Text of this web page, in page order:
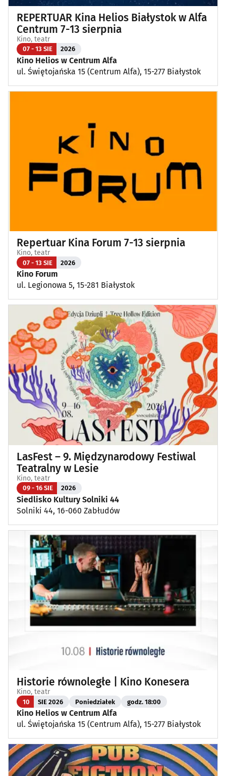
REPERTUAR Kina Helios Białystok w Alfa
Centrum 7-13 sierpnia
Kino, teatr
07 - 13 SIE 2026
Kino Helios w Centrum Alfa
ul. Świętojańska 15 (Centrum Alfa), 15-277 Białystok
Repertuar Kina Forum 7-13 sierpnia
Kino, teatr
07 - 13 SIE 2026
Kino Forum
ul. Legionowa 5, 15-281 Białystok
LasFest – 9. Międzynarodowy Festiwal
Teatralny w Lesie
Kino, teatr
09 - 16 SIE 2026
Siedlisko Kultury Solniki 44
Solniki 44, 16-060 Zabłudów
Historie równoległe | Kino Konesera
Kino, teatr
10 SIE 2026 Poniedziałek godz. 18:00
Kino Helios w Centrum Alfa
ul. Świętojańska 15 (Centrum Alfa), 15-277 Białystok